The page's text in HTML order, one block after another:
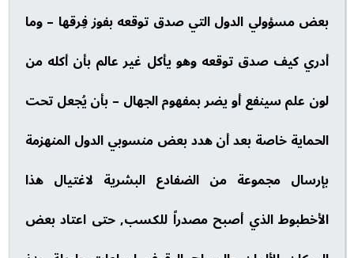
بعض مسؤولي الدول التي صدق توقعه بفوز فِرقها – وما
أدري كيف صدق توقعه وهو يأكل غير عالم بأن أكله من
لون علم سينفع أو يضر بمفهوم الجهال – بأن يُجعل تحت
الحماية خاصة بعد أن هدد بعض منسوبي الدول المنهزمة
بإرسال مجموعة من الضفادع البشرية لاغتيال هذا
الأخطبوط الذي أصبح مصدراً للكسب, حتى اعتاد بعض